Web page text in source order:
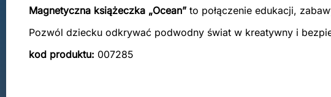
Magnetyczna książeczka „Ocean” to połączenie edukacji,
Pozwól dziecku odkrywać podwodny świat w kreatywny i
kod produktu: 007285